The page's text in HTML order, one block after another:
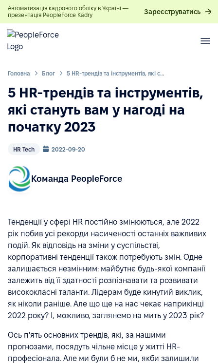
Автоматизація кадрового обліку в Україні —
презентація PeopleForce Kadry
Зареєструватись
Головна Блог 5 HR-трендів та інструментів, які стануть вам у нагоді на початку 2023
5 HR-трендів та інструментів,
які стануть вам у нагоді на
початку 2023
HR Tech 2022-09-20
Команда PeopleForce
Тенденції у сфері HR постійно змінюються, але 2022
рік побив усі рекорди насиченості останніх важливих
подій. Як відповідь на зміни у суспільстві,
корпоративні тенденції також потребують змін. Одне
залишається незмінним: майбутнє будь-якої компанії
залежить від її здатності розпізнавати та розвивати
висококласні таланти. Лідерам буде кинутий виклик,
як ніколи раніше. Але що ще на нас чекає наприкінці
2022 року? І, можливо, заглянемо на мить у 2023 рік?
Ось п'ять основних трендів, які, за нашими
прогнозами, посядуть чільне місце у житті HR-
професіонала. Але ми були б не ми, якби залишили